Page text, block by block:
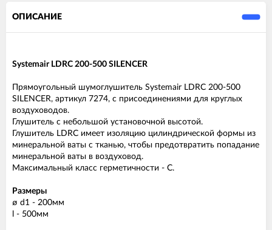
ОПИСАНИЕ
Systemair LDRC 200-500 SILENCER
Прямоугольный шумоглушитель Systemair LDRC 200-500
SILENCER, артикул 7274, с присоединениями для круглых
воздуховодов.
Глушитель с небольшой установочной высотой.
Глушитель LDRC имеет изоляцию цилиндрической формы из
минеральной ваты с тканью, чтобы предотвратить попадание
минеральной ваты в воздуховод.
Максимальный класс герметичности - C.
Размеры
ø d1 - 200мм
l - 500мм